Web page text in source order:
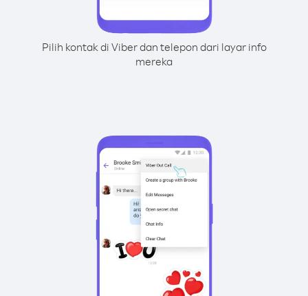
Pilih kontak di Viber dan telepon dari layar info
mereka